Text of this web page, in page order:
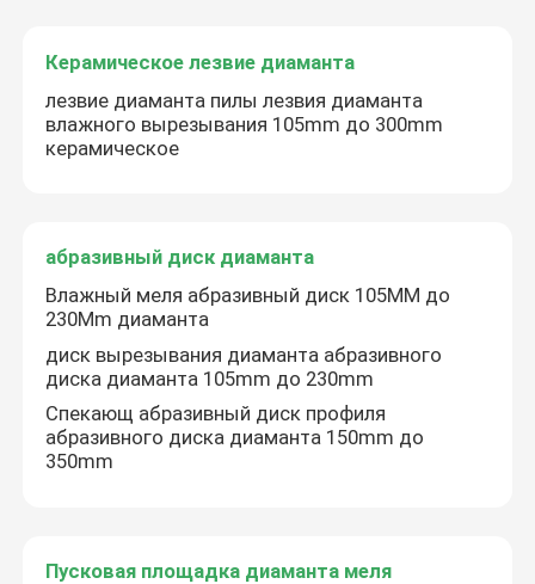
Каменное лезвие диаманта
Паяемое вакуумом лезвие диаманта
Машина этапа диаманта
Машина этапа паяя
Синтетический алмазный порошок
Керамическое лезвие диаманта
лезвие диаманта пилы лезвия диаманта
влажного вырезывания 105mm до 300mm
керамическое
абразивный диск диаманта
Влажный меля абразивный диск 105MM до
230Mm диаманта
диск вырезывания диаманта абразивного
диска диаманта 105mm до 230mm
Спекающ абразивный диск профиля
абразивного диска диаманта 150mm до
350mm
Пусковая площадка диаманта меля